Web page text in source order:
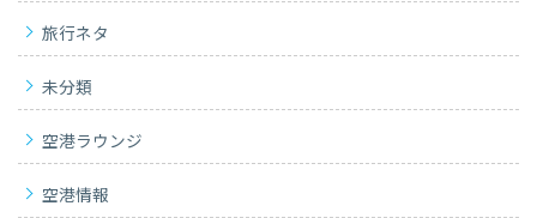
旅行ネタ
未分類
空港ラウンジ
空港情報